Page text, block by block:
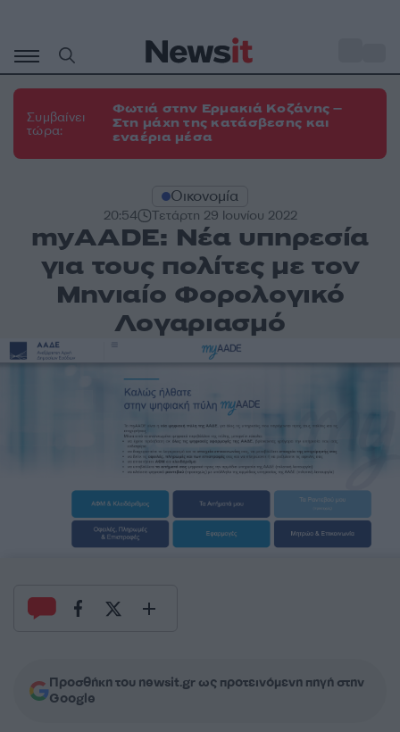
περιεχόμενο
Συμβαίνει
τώρα:
Φωτιά στην Ερμακιά Κοζάνης –
Στη μάχη της κατάσβεσης και
εναέρια μέσα
Οικονομία
20:54 Τετάρτη 29 Ιουνίου 2022
myAADE: Νέα υπηρεσία
για τους πολίτες με τον
Μηνιαίο Φορολογικό
Λογαριασμό
Προσθήκη του newsit.gr ως προτεινόμενη πηγή στην
Google